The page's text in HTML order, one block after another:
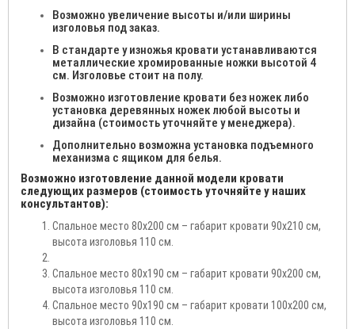
Возможно увеличение высоты и/или ширины
изголовья под заказ.
В стандарте у изножья кровати устанавливаются
металлические хромированные ножки высотой 4
см. Изголовье стоит на полу.
Возможно изготовление кровати без ножек либо
установка деревянных ножек любой высоты и
дизайна (стоимость уточняйте у менеджера).
Дополнительно возможна установка подъемного
механизма с ящиком для белья.
Возможно изготовление данной модели кровати
следующих размеров (стоимость уточняйте у наших
консультантов):
Спальное место 80х200 см – габарит кровати 90х210 см,
высота изголовья 110 см.
Спальное место 80х190 см – габарит кровати 90х200 см,
высота изголовья 110 см.
Спальное место 90х190 см – габарит кровати 100х200 см,
высота изголовья 110 см.